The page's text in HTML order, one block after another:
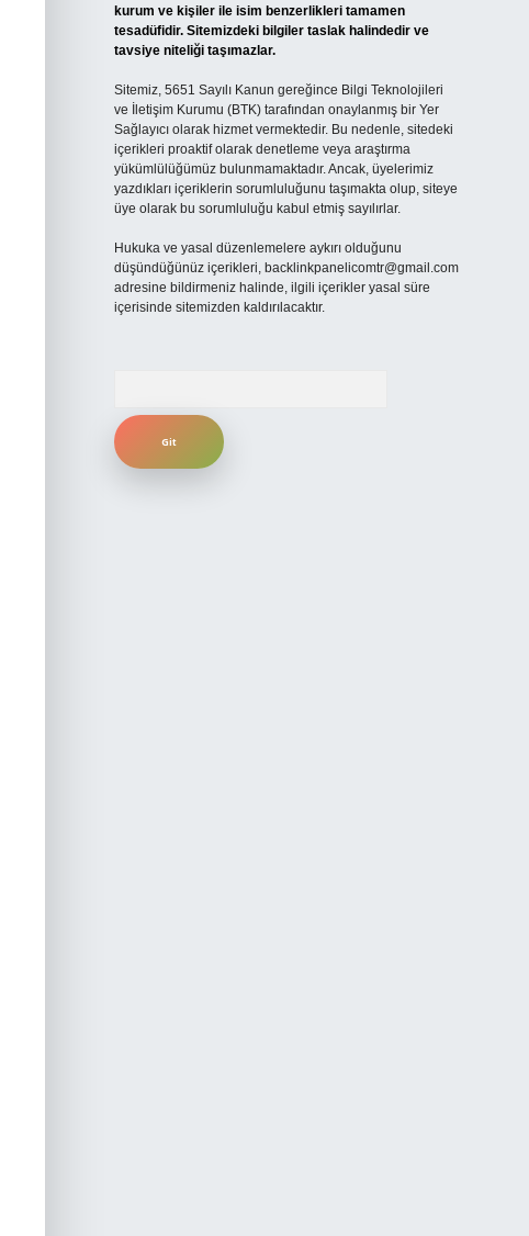
kurum ve kişiler ile isim benzerlikleri tamamen
tesadüfidir. Sitemizdeki bilgiler taslak halindedir ve
tavsiye niteliği taşımazlar.
Sitemiz, 5651 Sayılı Kanun gereğince Bilgi Teknolojileri
ve İletişim Kurumu (BTK) tarafından onaylanmış bir Yer
Sağlayıcı olarak hizmet vermektedir. Bu nedenle, sitedeki
içerikleri proaktif olarak denetleme veya araştırma
yükümlülüğümüz bulunmamaktadır. Ancak, üyelerimiz
yazdıkları içeriklerin sorumluluğunu taşımakta olup, siteye
üye olarak bu sorumluluğu kabul etmiş sayılırlar.
Hukuka ve yasal düzenlemelere aykırı olduğunu
düşündüğünüz içerikleri, backlinkpanelicomtr@gmail.com
adresine bildirmeniz halinde, ilgili içerikler yasal süre
içerisinde sitemizden kaldırılacaktır.